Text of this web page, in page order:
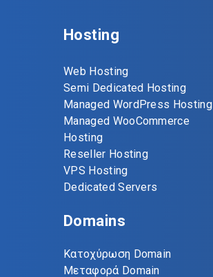
Hosting
Web Hosting
Semi Dedicated Hosting
Managed WordPress Hosting
Managed WooCommerce
Hosting
Reseller Hosting
VPS Hosting
Dedicated Servers
Domains
Κατοχύρωση Domain
Μεταφορά Domain